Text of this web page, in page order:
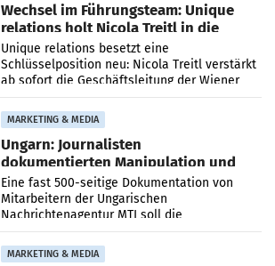
Wechsel im Führungsteam: Unique
relations holt Nicola Treitl in die
Geschäftsleitung
Unique relations besetzt eine
Schlüsselposition neu: Nicola Treitl verstärkt
ab sofort die Geschäftsleitung der Wiener
PR-Agentur an der Seite von Josef Kalina und
Anna Kalina-Mahr.
MARKETING & MEDIA
Ungarn: Journalisten
dokumentierten Manipulation und
Zensur
Eine fast 500-seitige Dokumentation von
Mitarbeitern der Ungarischen
Nachrichtenagentur MTI soll die
systematische Nachrichten-Manipulation und
Zensur bei der Agentur während der Zeit
MARKETING & MEDIA